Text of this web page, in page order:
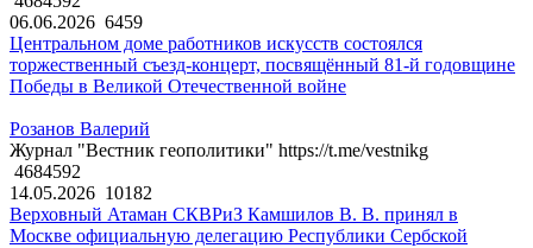
06.06.2026 6459
Центральном доме работников искусств состоялся
торжественный съезд-концерт, посвящённый 81-й годовщине
Победы в Великой Отечественной войне
Розанов Валерий
Журнал "Вестник геополитики" https://t.me/vestnikg
4684592
14.05.2026 10182
Верховный Атаман СКВРиЗ Камшилов В. В. принял в
Москве официальную делегацию Республики Сербской